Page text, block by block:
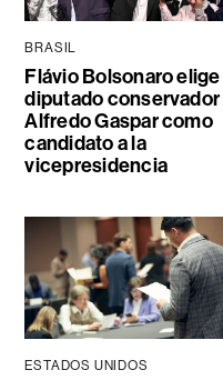
BRASIL
Flávio Bolsonaro elige
diputado conservador
Alfredo Gaspar como
candidato a la
vicepresidencia
ESTADOS UNIDOS